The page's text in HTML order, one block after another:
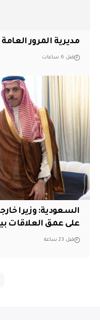
مديرية المرور
قبل 6 ساعات
السعودية: وزيرا
على عمق العلاقات
قبل 23 ساعة